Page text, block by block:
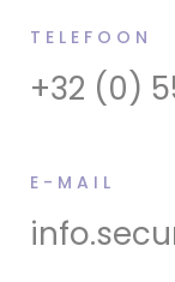
TELEFOON
+32 (0)
E-MAIL